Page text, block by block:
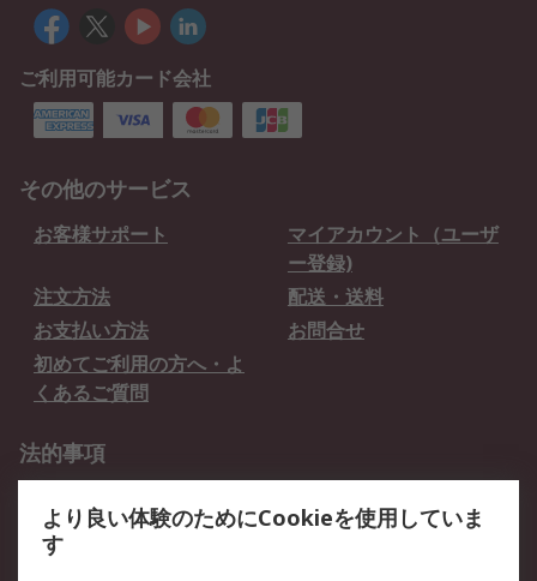
ご利用可能カード会社
その他のサービス
お客様サポート
マイアカウント（ユーザ
ー登録)
注文方法
配送・送料
お支払い方法
お問合せ
初めてご利用の方へ・よ
くあるご質問
法的事項
クッキーポリシー
より良い体験のためにCookieを使用していま
す